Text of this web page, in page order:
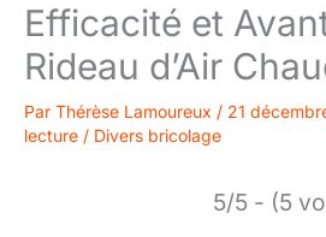
Efficacité et
Rideau d’Air
Par Thérèse Lamoureux / 21
lecture / Divers bricolage
5/5 - (5